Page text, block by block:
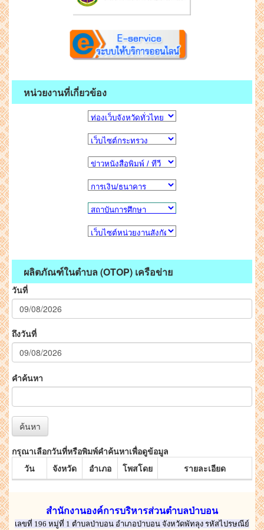
หน่วยงานที่เกี่ยวข้อง
ผลิตภัณฑ์ในตำบล (OTOP) เครือข่าย
วันที่
ถึงวันที่
คำค้นหา
ค้นหา
กรุณาเลือกวันที่หรือพิมพ์คำค้นหาเพื่อดูข้อมูล
วัน
จังหวัด อำเภอ โพสโดย รายละเอียด
สำนักงานองค์การบริหารส่วนตำบลป่าบอน
เลขที่ 196 หมู่ที่ 1 ตำบลป่าบอน อำเภอป่าบอน จังหวัดพัทลุง รหัสไปรษณีย์